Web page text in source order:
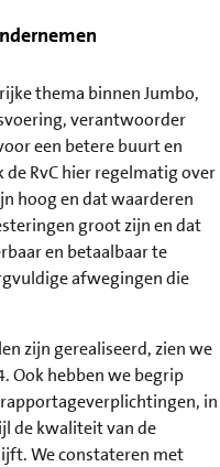
thema binnen Jumbo,
verantwoorder
een betere buurt en
RvC hier regelmatig over
hoog en dat waarderen
groot zijn en dat
en betaalbaar te
afwegingen die
zijn gerealiseerd, zien we
Ook hebben we begrip
in
de kwaliteit van de
We constateren met